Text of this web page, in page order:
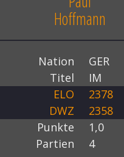
Hoffmann
Nation
GER
Titel
IM
ELO
2378
DWZ
2358
Punkte
1,0
Partien
4